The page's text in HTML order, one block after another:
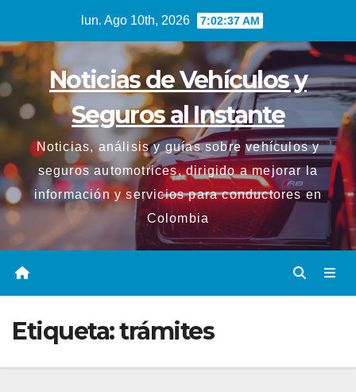
contenido
lun. Ago 10th, 2026 7:02:39 AM
Noticias de Vehículos y
Seguros al Instante
Noticias, análisis y guías sobre vehículos y
seguros automotrices, dirigido a mejorar la
información y servicios para conductores en
Colombia
Etiqueta:trámites